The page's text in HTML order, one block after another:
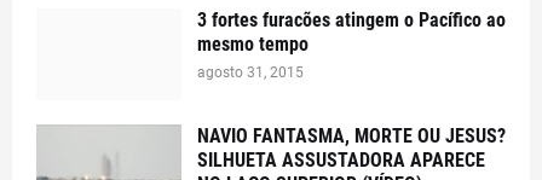
3 fortes furacões atingem o Pacífico ao
mesmo tempo
agosto 31, 2015
NAVIO FANTASMA, MORTE OU JESUS?
SILHUETA ASSUSTADORA APARECE